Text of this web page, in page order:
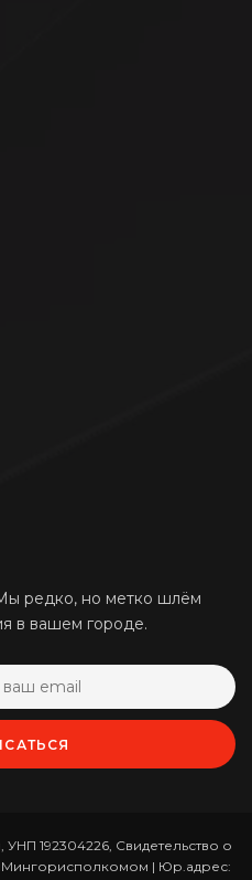
редко, но метко шлём
в вашем городе.
192304226, Свидетельство о
Мингорисполкомом | Юр.адрес: